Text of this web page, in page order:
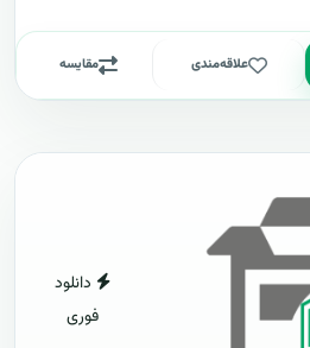
علاقه‌مندی مقایسه
دانلود
فوری